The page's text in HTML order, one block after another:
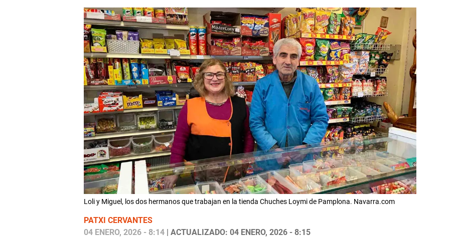
Loli y Miguel, los dos hermanos que trabajan en la tienda Chuches Loymi de Pamplona. Navarra.com
PATXI CERVANTES
04 ENERO, 2026 - 8:14| ACTUALIZADO: 04 ENERO, 2026 - 8:15